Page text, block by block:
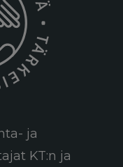
ja
KT:n ja